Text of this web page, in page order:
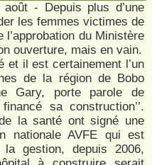
- Depuis plus d’une
les femmes victimes de
l’approbation du Ministère
ouverture, mais en vain.
et il est certainement l’un
de la région de Bobo
Gary, porte parole de
sa construction’’.
la santé ont signé une
nationale AVFE qui est
gestion, depuis 2006,